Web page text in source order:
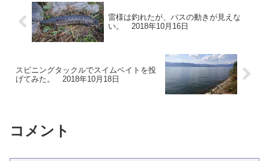
雷様は釣れたが、バスの動きが見えな
い。 2018年10月16日
スピニングタックルでスイムベイトを投
げてみた。 2018年10月18日
コメント